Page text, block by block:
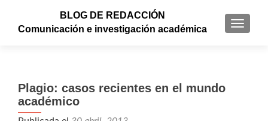
BLOG DE REDACCIÓN
Comunicación e investigación académica
Plagio: casos recientes en el mundo
académico